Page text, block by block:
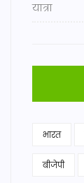
यात्रा
भारत
बीजेपी